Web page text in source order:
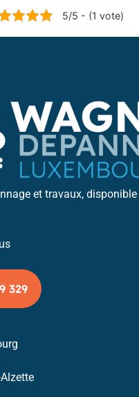
5/5 - (1 vote)
et travaux, disponible
329